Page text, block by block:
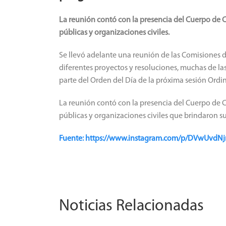
La reunión contó con la presencia del Cuerpo de
públicas y organizaciones civiles.
Se llevó adelante una reunión de las
diferentes proyectos y resoluciones, muchas de
parte del Orden del Día de la próxima sesión
La reunión contó con la presencia del Cuerpo de
públicas y organizaciones civiles que brindaron
Fuente: https://www.instagram.com/p/
Noticias Relacionadas